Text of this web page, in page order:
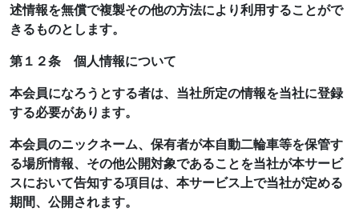
述情報を無償で複製その他の方法により利用することがで
きるものとします。
第１２条 個人情報について
本会員になろうとする者は、当社所定の情報を当社に登録
する必要があります。
本会員のニックネーム、保有者が本自動二輪車等を保管す
る場所情報、その他公開対象であることを当社が本サービ
スにおいて告知する項目は、本サービス上で当社が定める
期間、公開されます。